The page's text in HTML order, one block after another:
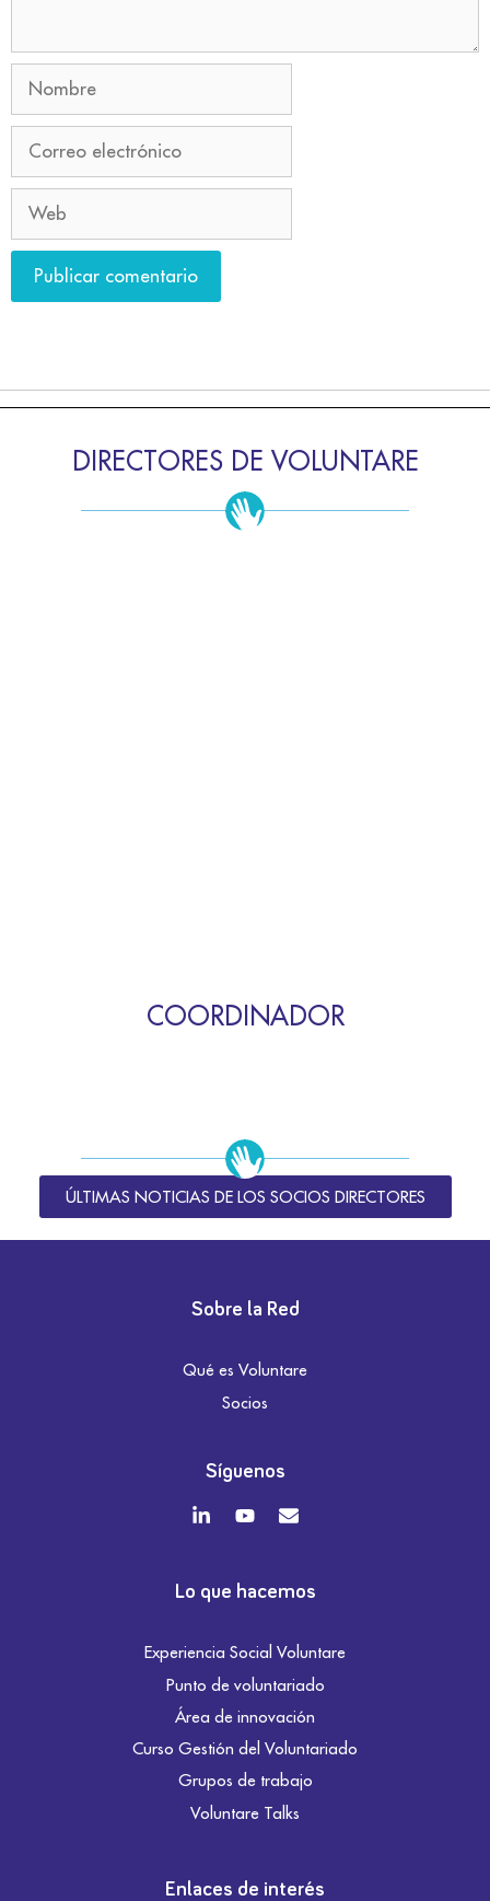
DIRECTORES DE VOLUNTARE
COORDINADOR
ÚLTIMAS NOTICIAS DE LOS SOCIOS DIRECTORES
Sobre la Red
Qué es Voluntare
Socios
Síguenos
Lo que hacemos
Experiencia Social Voluntare
Punto de voluntariado
Área de innovación
Curso Gestión del Voluntariado
Grupos de trabajo
Voluntare Talks
Enlaces de interés